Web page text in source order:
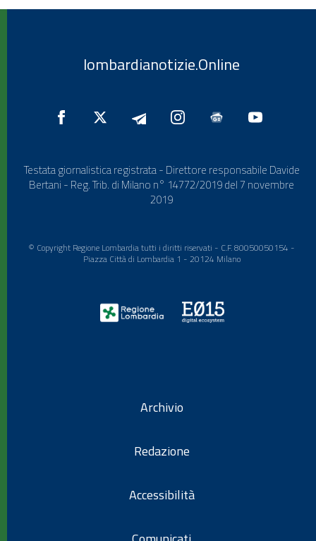
lombardianotizie.Online
Testata giornalistica registrata - Direttore responsabile Davide
Bertani - Reg. Trib. di Milano n° 14772/2019 del 7 novembre
2019
© Copyright Regione Lombardia tutti i diritti riservati - C.F. 80050050154 -
Piazza Città di Lombardia 1 - 20124 Milano
Archivio
Redazione
Accessibilità